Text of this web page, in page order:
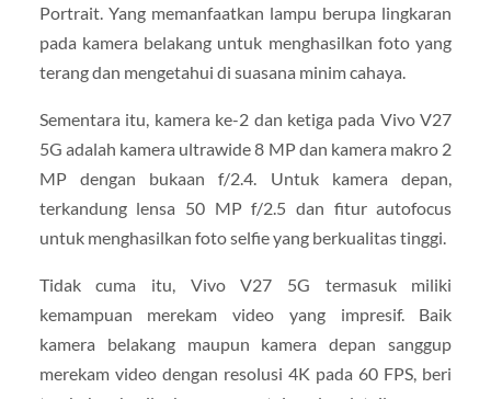
Portrait. Yang memanfaatkan lampu berupa lingkaran
pada kamera belakang untuk menghasilkan foto yang
terang dan mengetahui di suasana minim cahaya.
Sementara itu, kamera ke-2 dan ketiga pada Vivo V27
5G adalah kamera ultrawide 8 MP dan kamera makro 2
MP dengan bukaan f/2.4. Untuk kamera depan,
terkandung lensa 50 MP f/2.5 dan fitur autofocus
untuk menghasilkan foto selfie yang berkualitas tinggi.
Tidak cuma itu, Vivo V27 5G termasuk miliki
kemampuan merekam video yang impresif. Baik
kamera belakang maupun kamera depan sanggup
merekam video dengan resolusi 4K pada 60 FPS, beri